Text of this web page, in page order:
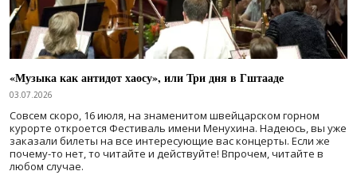
«Музыка как антидот хаосу», или Три дня в Гштааде
03.07.2026
Совсем скоро, 16 июля, на знаменитом швейцарском горном
курорте откроется Фестиваль имени Менухина. Надеюсь, вы уже
заказали билеты на все интересующие вас концерты. Если же
почему-то нет, то читайте и действуйте! Впрочем, читайте в
любом случае.